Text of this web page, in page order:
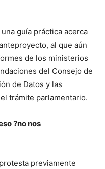
guía práctica acerca
al que aún
de los ministerios
del Consejo de
de Datos y las
trámite parlamentario.
?no nos
previamente